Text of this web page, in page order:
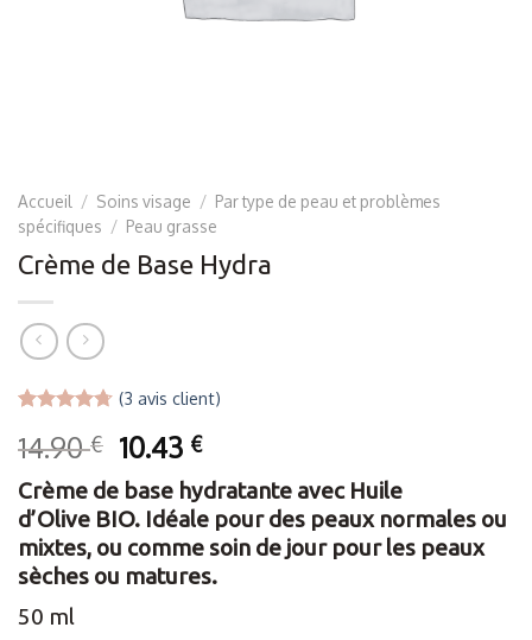
Accueil / Soins visage / Par type de peau et problèmes
spécifiques / Peau grasse
Crème de Base Hydra
sur 5 basé
sur
notations
client
(3 avis client)
14.90€ Le
prix
initial
était :
14.90 €.
10.43 €Le
prix
actuel
est :
10.43 €.
Crème de base hydratante avec Huile
d’Olive BIO. Idéale pour des peaux normales ou
mixtes, ou comme soin de jour pour les peaux
sèches ou matures.
50 ml